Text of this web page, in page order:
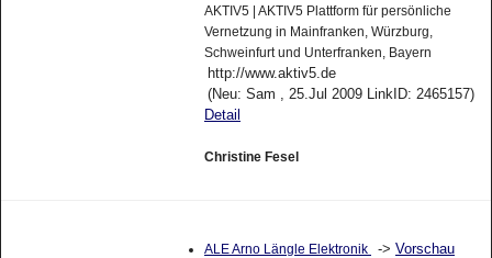
AKTIV5 | AKTIV5 Plattform für persönliche
Vernetzung in Mainfranken, Würzburg,
Schweinfurt und Unterfranken, Bayern
http://www.aktiv5.de
(Neu: Sam , 25.Jul 2009 LinkID: 2465157)
Detail
Christine Fesel
ALE Arno Längle Elektronik -> Vorschau